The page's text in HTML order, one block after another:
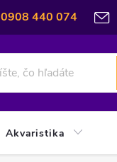
0908 440 074
Akvaristika